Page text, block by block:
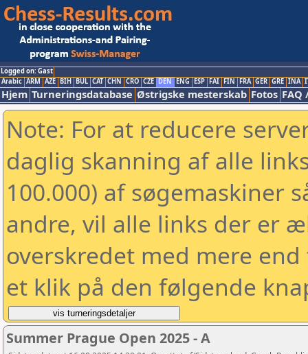
Logged on: Gast
Arabic ARM AZE BIH BUL CAT CHN CRO CZE DEN ENG ESP FAI FIN FRA GER GRE INA
Hjem Turneringsdatabase Østrigske mesterskab Fotos FAQ
Note: For at reducere
daglig skanning af alle
100.000) af søgemaskiner
andre, vil alle links der er
overskredet med mere
et klik på den følgende
Summer Prague Open 2025 - A